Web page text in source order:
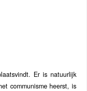
Er is natuurlijk
communisme heerst, is